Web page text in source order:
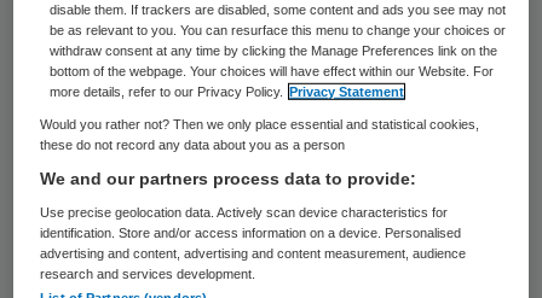
gesteld aan de toegankelijkheid en
bruikbaarheid van woningen en gebouwen
dan voorheen. Daardoor zouden mensen
met een beperking en ouderen moeilijker
De betrokken organisaties, waaronder
Ieder(in), de Branchevereniging
disable them. If trackers are disabled, some content and ads you see may not
be as relevant to you. You can resurface this menu to change your choices or
withdraw consent at any time by clicking the Manage Preferences link on the
bottom of the webpage. Your choices will have effect within our Website. For
more details, refer to our Privacy Policy.
Privacy Statement
Would you rather not? Then we only place essential and statistical cookies,
these do not record any data about you as a person
We and our partners process data to provide:
Use precise geolocation data. Actively scan device characteristics for
identification. Store and/or access information on a device. Personalised
advertising and content, advertising and content measurement, audience
research and services development.